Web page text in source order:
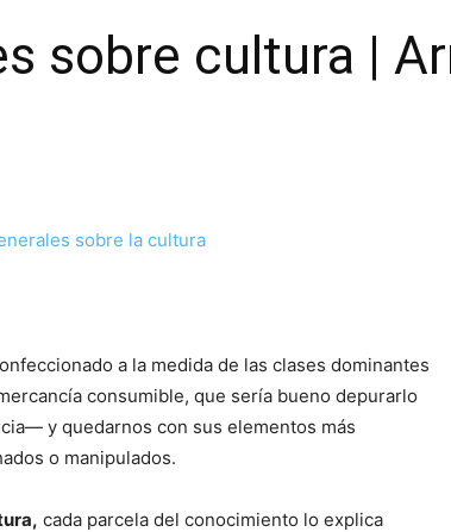
sobre cultura |
a la medida de las clases dominantes
consumible, que sería bueno depurarlo
y quedarnos con sus elementos más
o manipulados.
cada parcela del conocimiento lo explica